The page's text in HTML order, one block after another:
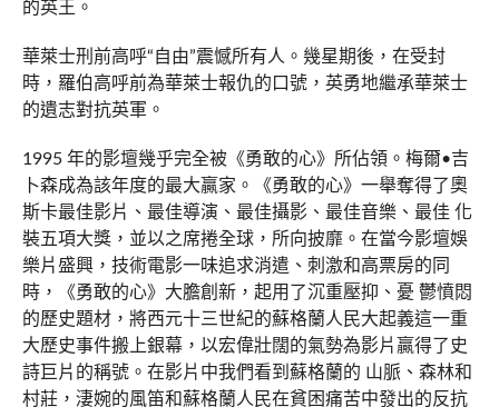
的英王。
華萊士刑前高呼“自由”震憾所有人。幾星期後，在受封
時，羅伯高呼前為華萊士報仇的口號，英勇地繼承華萊士
的遺志對抗英軍。
1995 年的影壇幾乎完全被《勇敢的心》所佔領。梅爾•吉
卜森成為該年度的最大贏家。《勇敢的心》一舉奪得了奧
斯卡最佳影片、最佳導演、最佳攝影、最佳音樂、最佳 化
裝五項大獎，並以之席捲全球，所向披靡。在當今影壇娛
樂片盛興，技術電影一味追求消遣、刺激和高票房的同
時，《勇敢的心》大膽創新，起用了沉重壓抑、憂 鬱憤悶
的歷史題材，將西元十三世紀的蘇格蘭人民大起義這一重
大歷史事件搬上銀幕，以宏偉壯闊的氣勢為影片贏得了史
詩巨片的稱號。在影片中我們看到蘇格蘭的 山脈、森林和
村莊，淒婉的風笛和蘇格蘭人民在貧困痛苦中發出的反抗